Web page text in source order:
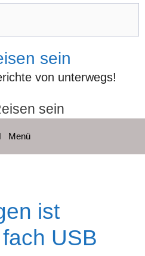
sein
von unterwegs!
Menü
ist
USB